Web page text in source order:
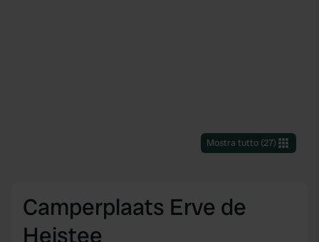
Mostra tutto(27)
Camperplaats Erve de
Heistee